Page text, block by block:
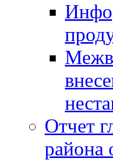
Отчет
района